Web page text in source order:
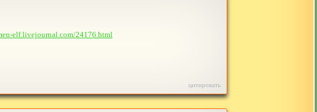
elf.livejournal.com/24176.html
цитировать